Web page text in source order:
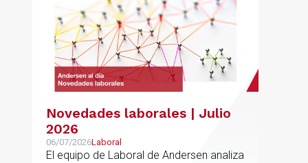
Novedades laborales | Julio
2026
06/07/2026Laboral
El equipo de Laboral de Andersen analiza